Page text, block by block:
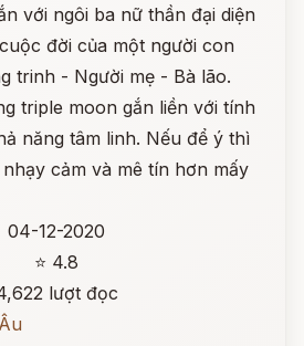
với ngôi ba nữ thần đại diện
đời của một người con
trinh - Người mẹ - Bà lão.
triple moon gắn liền với tính
năng tâm linh. Nếu để ý thì
cảm và mê tín hơn mấy
04-12-2020
⭐ 4.8
lượt đọc